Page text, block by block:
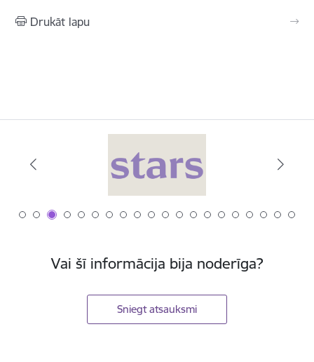
Drukāt lapu
Vai šī informācija bija noderīga?
Sniegt atsauksmi